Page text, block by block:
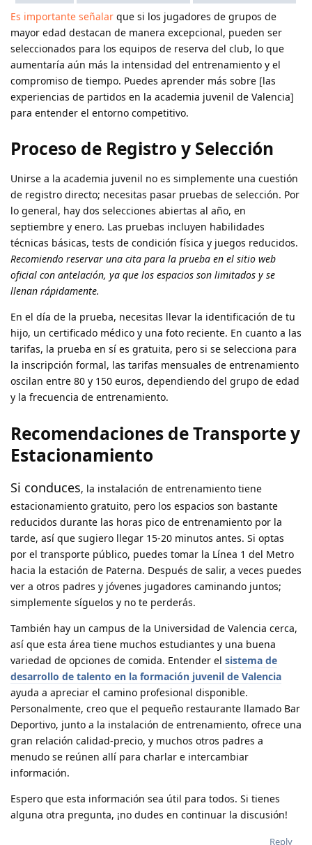
Es importante señalar que si los jugadores de grupos de
mayor edad destacan de manera excepcional, pueden ser
seleccionados para los equipos de reserva del club, lo que
aumentaría aún más la intensidad del entrenamiento y el
compromiso de tiempo. Puedes aprender más sobre [las
experiencias de partidos en la academia juvenil de Valencia]
para entender el entorno competitivo.
Proceso de Registro y Selección
Unirse a la academia juvenil no es simplemente una cuestión
de registro directo; necesitas pasar pruebas de selección. Por
lo general, hay dos selecciones abiertas al año, en
septiembre y enero. Las pruebas incluyen habilidades
técnicas básicas, tests de condición física y juegos reducidos.
Recomiendo reservar una cita para la prueba en el sitio web
oficial con antelación, ya que los espacios son limitados y se
llenan rápidamente.
En el día de la prueba, necesitas llevar la identificación de tu
hijo, un certificado médico y una foto reciente. En cuanto a las
tarifas, la prueba en sí es gratuita, pero si se selecciona para
la inscripción formal, las tarifas mensuales de entrenamiento
oscilan entre 80 y 150 euros, dependiendo del grupo de edad
y la frecuencia de entrenamiento.
Recomendaciones de Transporte y
Estacionamiento
Si conduces, la instalación de entrenamiento tiene
estacionamiento gratuito, pero los espacios son bastante
reducidos durante las horas pico de entrenamiento por la
tarde, así que sugiero llegar 15-20 minutos antes. Si optas
por el transporte público, puedes tomar la Línea 1 del Metro
hacia la estación de Paterna. Después de salir, a veces puedes
ver a otros padres y jóvenes jugadores caminando juntos;
simplemente síguelos y no te perderás.
También hay un campus de la Universidad de Valencia cerca,
así que esta área tiene muchos estudiantes y una buena
variedad de opciones de comida. Entender el sistema de
desarrollo de talento en la formación juvenil de Valencia
ayuda a apreciar el camino profesional disponible.
Personalmente, creo que el pequeño restaurante llamado Bar
Deportivo, junto a la instalación de entrenamiento, ofrece una
gran relación calidad-precio, y muchos otros padres a
menudo se reúnen allí para charlar e intercambiar
información.
Espero que esta información sea útil para todos. Si tienes
alguna otra pregunta, ¡no dudes en continuar la discusión!
Reply